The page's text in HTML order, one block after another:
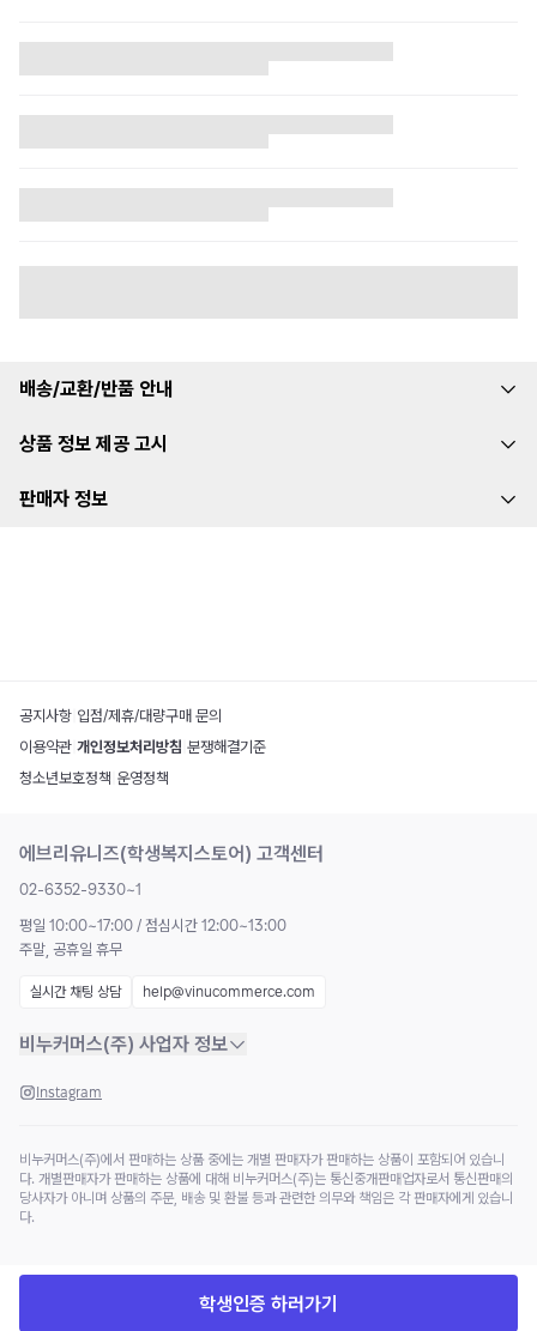
배송/교환/반품 안내
상품 정보 제공 고시
판매자 정보
학생인증 하러가기
공지사항 입점/제휴/대량구매 문의
이용약관 개인정보처리방침 분쟁해결기준
청소년보호정책 운영정책
에브리유니즈(학생복지스토어) 고객센터
02-6352-9330~1
평일 10:00~17:00 / 점심시간 12:00~13:00
주말, 공휴일 휴무
실시간 채팅 상담 help@vinucommerce.com
비누커머스(주) 사업자 정보
Instagram
비누커머스(주)에서 판매하는 상품 중에는 개별 판매자가 판매하는 상품이 포함되어 있습니
다. 개별판매자가 판매하는 상품에 대해 비누커머스(주)는 통신중개판매업자로서 통신판매의
당사자가 아니며 상품의 주문, 배송 및 환불 등과 관련한 의무와 책임은 각 판매자에게 있습니
다.